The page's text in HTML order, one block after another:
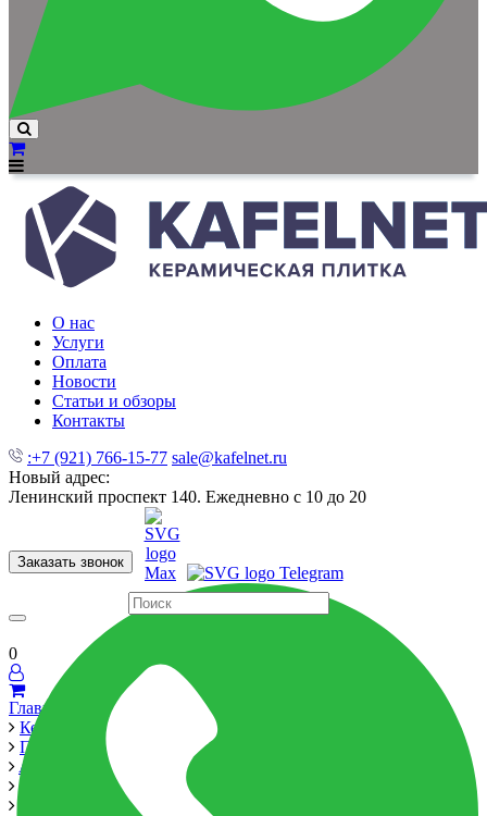
О нас
Услуги
Оплата
Новости
Статьи и обзоры
Контакты
:+7 (921) 766-15-77 sale@kafelnet.ru
Новый адрес:
Ленинский проспект 140. Ежедневно с 10 до 20
Заказать звонок
60x120 60x60 Для ванной Для кухни
0
Главная
Керамика
Производители
Alma Ceramica
Magic 300x900
TWU93MGC08R